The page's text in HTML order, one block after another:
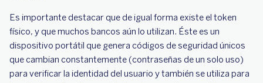
Es importante destacar que de igual forma existe el token
físico, y que muchos bancos aún lo utilizan. Éste es un
dispositivo portátil que genera códigos de seguridad únicos
que cambian constantemente (contraseñas de un solo uso)
para verificar la identidad del usuario y también se utiliza para